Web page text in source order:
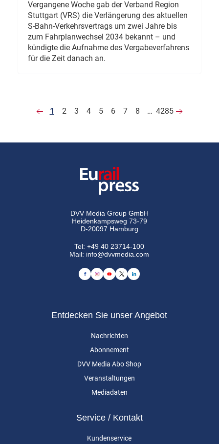
Vergangene Woche gab der Verband Region
Stuttgart (VRS) die Verlängerung des aktuellen
S-Bahn-Verkehrsvertrags um zwei Jahre bis
zum Fahrplanwechsel 2034 bekannt – und
kündigte die Aufnahme des Vergabeverfahrens
für die Zeit danach an.
1 2 3 4 5 6 7 8 … 4285
DVV Media Group GmbH
Heidenkampsweg 73-79
D-20097 Hamburg
Tel:+49 40 23714-100
Mail: info@dvvmedia.com
Entdecken Sie unser Angebot
Nachrichten
Abonnement
DVV Media Abo Shop
Veranstaltungen
Mediadaten
Service / Kontakt
Kundenservice